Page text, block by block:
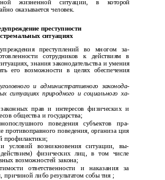
жизненной ситуации, в которой
оказывается человек.
преступности
ситуациях
преступлений во многом за­
сотрудников к действиям в
знания законодательства и умения
его возможности в целях обеспечения
и административного законода­
ситуациях природного и социального ха­
прав и интересов физических и
общества и государства;
поведения субъектов пра­
противоправного поведения, организа­ ция
профилактики;
условий возникновения ситуации, вы­
физических лиц, в том числе
возможностей закона;
ответственности и наказания за
причиной либо результатом собы­ тия ;